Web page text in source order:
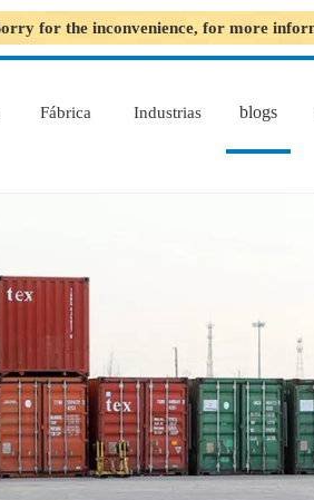
for the inconvenience, for more
Fábrica Industrias blogs